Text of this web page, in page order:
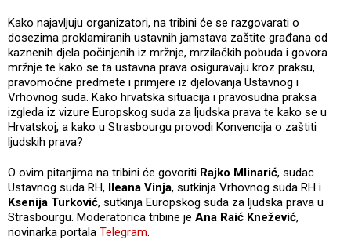
Kako najavljuju organizatori, na tribini će se razgovarati o
dosezima proklamiranih ustavnih jamstava zaštite građana od
kaznenih djela počinjenih iz mržnje, mrzilačkih pobuda i govora
mržnje te kako se ta ustavna prava osiguravaju kroz praksu,
pravomoćne predmete i primjere iz djelovanja Ustavnog i
Vrhovnog suda. Kako hrvatska situacija i pravosudna praksa
izgleda iz vizure Europskog suda za ljudska prava te kako se u
Hrvatskoj, a kako u Strasbourgu provodi Konvencija o zaštiti
ljudskih prava?
O ovim pitanjima na tribini će govoriti Rajko Mlinarić, sudac
Ustavnog suda RH, Ileana Vinja, sutkinja Vrhovnog suda RH i
Ksenija Turković, sutkinja Europskog suda za ljudska prava u
Strasbourgu. Moderatorica tribine je Ana Raić Knežević,
novinarka portala Telegram.